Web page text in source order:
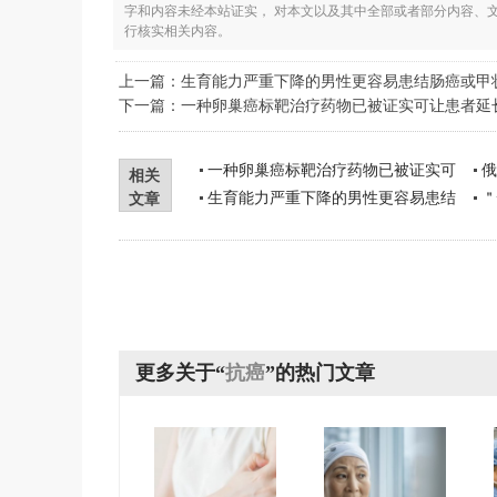
字和内容未经本站证实， 对本文以及其中全部或者部分内容
行核实相关内容。
上一篇： 生育能力严重下降的男性更容易患结肠癌或甲
下一篇： 一种卵巢癌标靶治疗药物已被证实可让患者延
相关
文章
一种卵巢癌标靶治疗药物已被证实可
生育能力严重下降的男性更容易患结
更多关于“抗癌”的热门文章